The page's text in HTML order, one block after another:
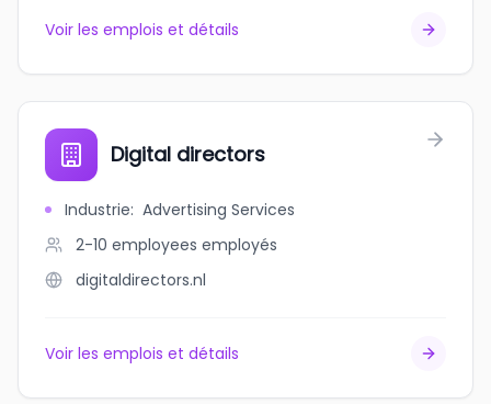
Voir les emplois et détails
Digital directors
Industrie: Advertising Services
2-10 employees employés
digitaldirectors.nl
Voir les emplois et détails